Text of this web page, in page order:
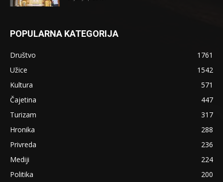
POPULARNA KATEGORIJA
Društvo
1761
Užice
1542
Kultura
571
Čajetina
447
Turizam
317
Hronika
288
Privreda
236
Mediji
224
Politika
200